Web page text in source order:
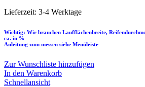
Lieferzeit: 3-4 Werktage
Wichtig: Wir brauchen Laufflächenbreite,
ca. in %
Anleitung zum messen siehe Menüleiste
Zur Wunschliste hinzufügen
In den Warenkorb
Schnellansicht